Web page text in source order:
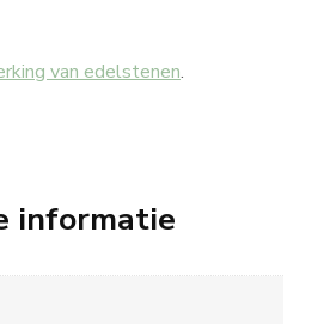
van edelstenen.
informatie